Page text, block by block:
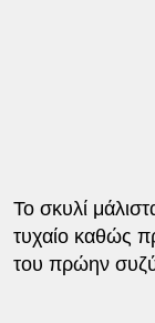
Το σκυλί
τυχαίο καθώς
του πρώην